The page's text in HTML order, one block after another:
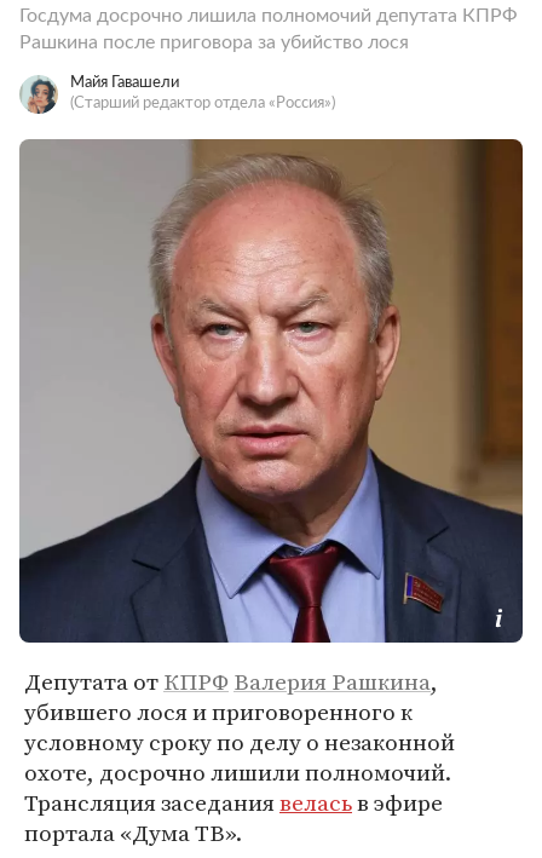
Госдума досрочно лишила полномочий депутата КПРФ
Рашкина после приговора за убийство лося
Майя Гавашели
(Старший редактор отдела «Россия»)
Депутата отКПРФ Валерия Рашкина,
убившего лося и приговоренного к
условному сроку по делу о незаконной
охоте, досрочно лишили полномочий.
Трансляция заседаниявеласьв эфире
портала «Дума ТВ».